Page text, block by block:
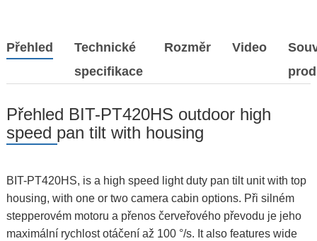
Přehled
Technické
specifikace
Rozměr Video
Přehled BIT-PT420HS outdoor high
speed pan tilt with housing
BIT-PT420HS, is a high speed light duty pan tilt unit with top
housing, with one or two camera cabin options. Při silném
stepperovém motoru a přenos červeřového převodu je jeho
maximální rychlost otáčení až 100 °/s. It also features wide